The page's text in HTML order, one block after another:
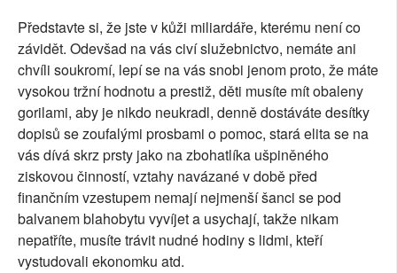
Představte si, že jste v kůži miliardáře, kterému není co
závidět. Odevšad na vás civí služebnictvo, nemáte ani
chvíli soukromí, lepí se na vás snobi jenom proto, že máte
vysokou tržní hodnotu a prestiž, děti musíte mít obaleny
gorilami, aby je nikdo neukradl, denně dostáváte desítky
dopisů se zoufalými prosbami o pomoc, stará elita se na
vás dívá skrz prsty jako na zbohatlíka ušpiněného
ziskovou činností, vztahy navázané v době před
finančním vzestupem nemají nejmenší šanci se pod
balvanem blahobytu vyvíjet a usychají, takže nikam
nepatříte, musíte trávit nudné hodiny s lidmi, kteří
vystudovali ekonomku atd.